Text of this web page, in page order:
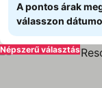
A pontos árak
válasszon
Népszerű választás